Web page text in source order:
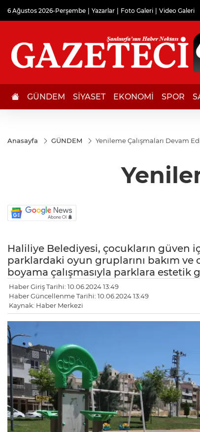
6 Ağustos 2026-Perşembe Yazarlar Foto Galeri Video Galeri
GÜNDEM SİYASET EKONOMİ SPOR
Anasayfa GÜNDEM Yenileme Çalışmaları Devam
Haliliye Belediyesi, çocukların güven
parklardaki oyun gruplarını bakım ve
boyama çalışmasıyla parklara estetik
Haber Giriş Tarihi: 10.06.2024 13:49
Haber Güncellenme Tarihi: 10.06.2024 13:49
Kaynak: Haber Merkezi